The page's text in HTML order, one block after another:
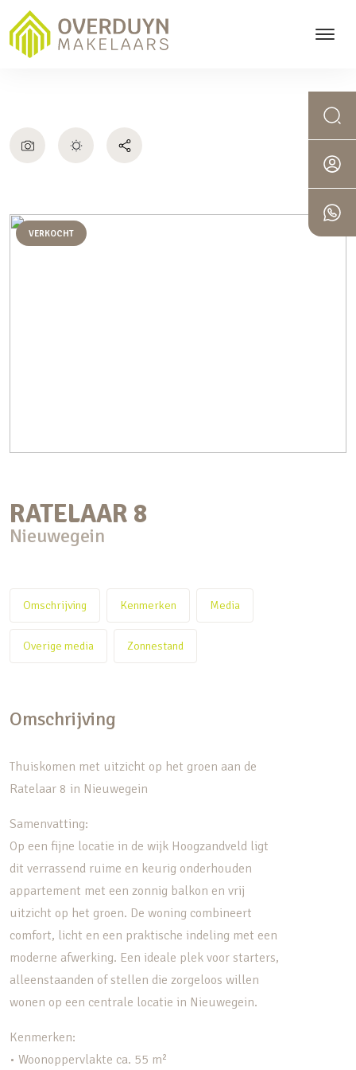
VERKOCHT
RATELAAR 8
Nieuwegein
Omschrijving Kenmerken Media
Overige media Zonnestand
Omschrijving
Thuiskomen met uitzicht op het groen aan de
Ratelaar 8 in Nieuwegein
Samenvatting:
Op een fijne locatie in de wijk Hoogzandveld ligt
dit verrassend ruime en keurig onderhouden
appartement met een zonnig balkon en vrij
uitzicht op het groen. De woning combineert
comfort, licht en een praktische indeling met een
moderne afwerking. Een ideale plek voor starters,
alleenstaanden of stellen die zorgeloos willen
wonen op een centrale locatie in Nieuwegein.
Kenmerken:
• Woonoppervlakte ca. 55 m²